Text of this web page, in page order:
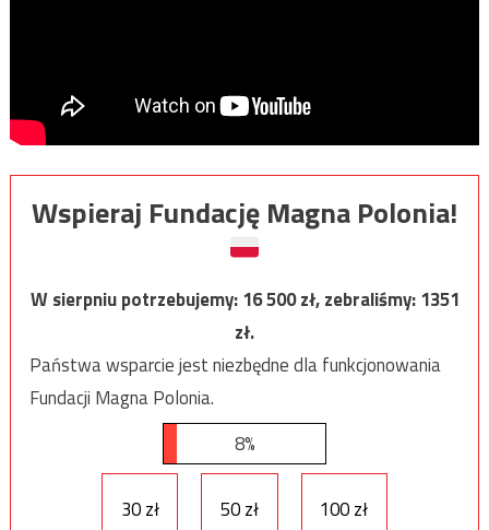
Wspieraj Fundację Magna Polonia!
W sierpniu potrzebujemy:16 500zł, zebraliśmy:1351
zł.
Państwa wsparcie jest niezbędne dla funkcjonowania
Fundacji Magna Polonia.
8%
30 zł 50 zł 100 zł